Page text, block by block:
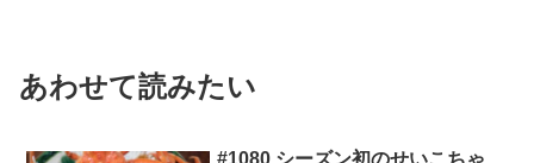
あわせて読みたい